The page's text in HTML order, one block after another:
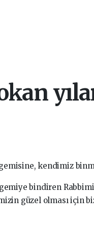
kendimiz
bindiren
güzel olması için